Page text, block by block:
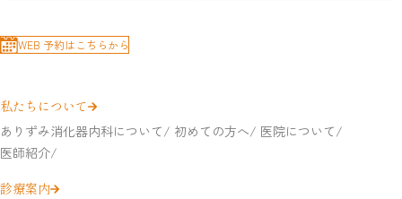
WEB 予約はこちらから
私たちについて
ありずみ消化器内科について
初めての方へ
医院について
医師紹介
診療案内